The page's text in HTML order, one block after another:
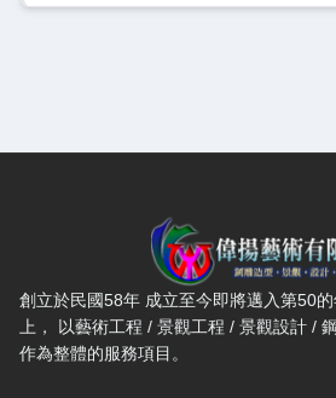
偉揚藝術有限公司 — 網站概要、主
創立於民國58年 成立至今即將邁入第50
上， 以藝術工程 / 景觀工程 / 景觀設計 /
作為整體的服務項目。